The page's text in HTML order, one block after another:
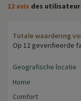
12 avis des
Totale waardering
Op 12 geverifieerde
Geografische locatie
Home
Comfort